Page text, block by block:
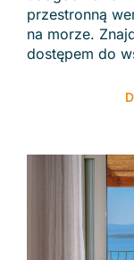
przestronną
na morze.
dostępem do